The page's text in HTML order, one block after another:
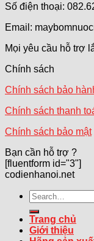
Số điện thoại:
Email:
Mọi yêu cầu hỗ trợ
Chính sách
Chính sách bảo
Chính sách thanh
Chính sách bảo mật
Bạn cần hỗ trợ ?
[fluentform id="3"]
codienhanoi.net
Search
for:
Trang chủ
Giới thiệu